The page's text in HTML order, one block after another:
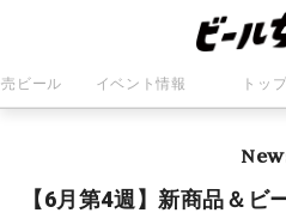
ビール イベント情報 トップ
【6月第4週】新商品＆ビ